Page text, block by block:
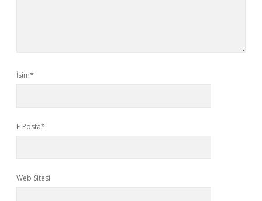
İsim*
E-Posta*
Web Sitesi